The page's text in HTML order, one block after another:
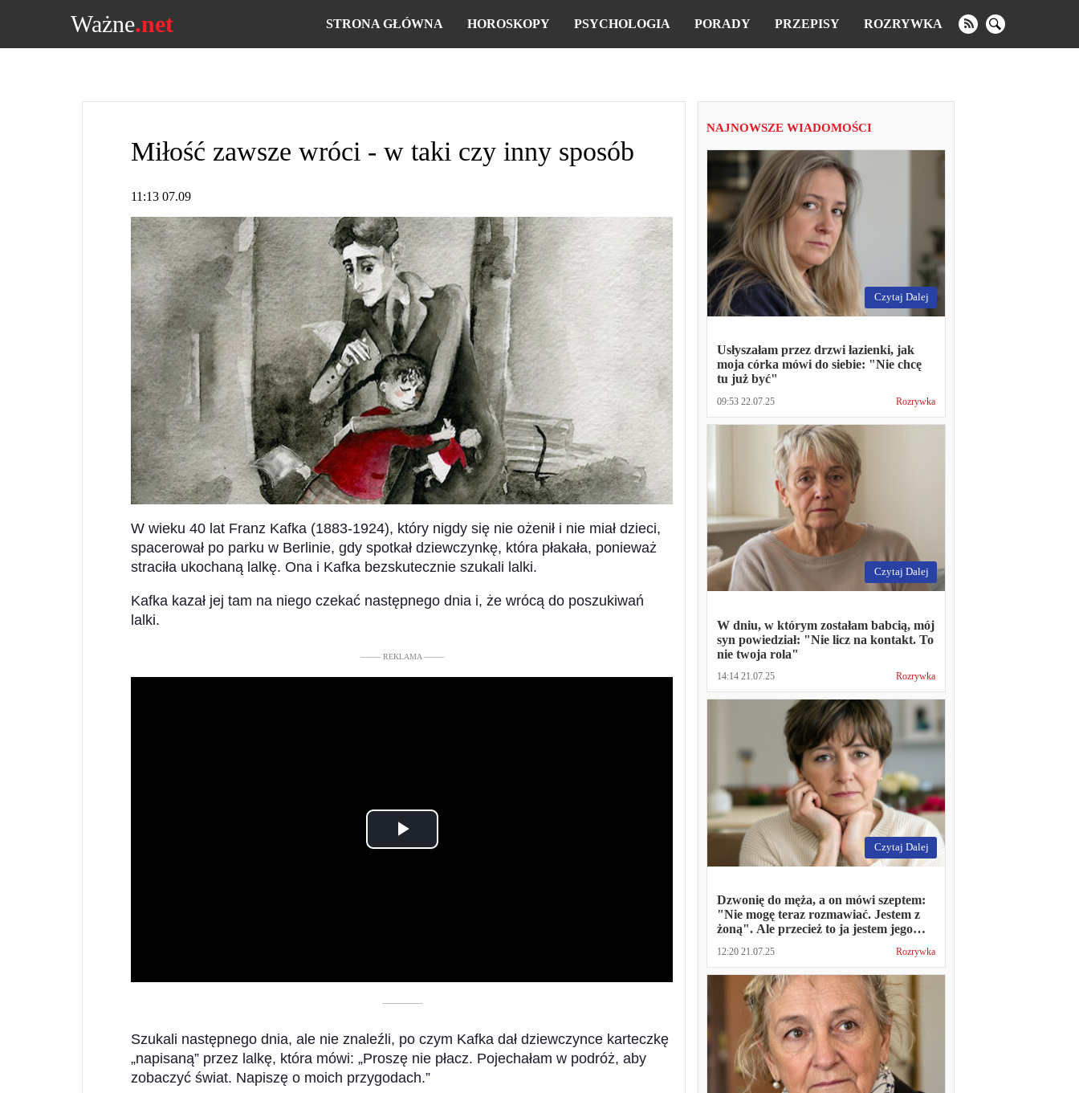
Ważne.net STRONA GŁÓWNA HOROSKOPY PSYCHOLOGIA PORADY PRZEPISY ROZRYWKA
Miłość zawsze wróci - w taki czy inny sposób
11:13 07.09
W wieku 40 lat Franz Kafka (1883-1924), który nigdy się nie ożenił i nie miał dzieci,
spacerował po parku w Berlinie, gdy spotkał dziewczynkę, która płakała, ponieważ
straciła ukochaną lalkę. Ona i Kafka bezskutecznie szukali lalki.
Kafka kazał jej tam na niego czekać następnego dnia i, że wrócą do poszukiwań
lalki.
––––– REKLAMA –––––
Play
––––––––––
Szukali następnego dnia, ale nie znaleźli, po czym Kafka dał dziewczynce karteczkę
„napisaną” przez lalkę, która mówi: „Proszę nie płacz. Pojechałam w podróż, aby
zobaczyć świat. Napiszę o moich przygodach.”
NAJNOWSZE WIADOMOŚCI
Czytaj Dalej
Usłyszałam przez drzwi łazienki, jak
moja córka mówi do siebie: "Nie chcę
tu już być"
09:53 22.07.25 Rozrywka
Czytaj Dalej
W dniu, w którym zostałam babcią, mój
syn powiedział: "Nie licz na kontakt. To
nie twoja rola"
14:14 21.07.25 Rozrywka
Czytaj Dalej
Dzwonię do męża, a on mówi szeptem:
"Nie mogę teraz rozmawiać. Jestem z
żoną". Ale przecież to ja jestem jego
12:20 21.07.25 Rozrywka